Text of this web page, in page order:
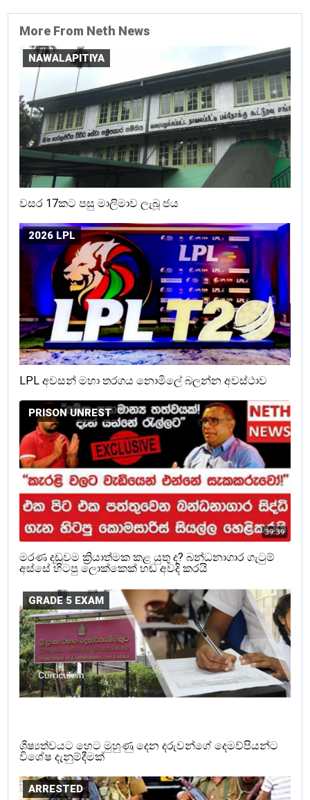
More From Neth News
NAWALAPITIYA
වසර 17කට පසු මාලිමාව ලැබූ ජය
2026 LPL
LPL අවසන් මහා තරගය නොමිලේ බලන්න අවස්ථාව
PRISON UNREST
මරණ දඩුවම ක්‍රියාත්මක කළ යුතු ද? බන්ධනාගාර ගැටුම්
අස්සේ හිටපු ලොක්කෙක් හඬ අවදි කරයි
GRADE 5 EXAM
ශිෂ්‍යත්වයට හෙට මුහුණු දෙන දරුවන්ගේ දෙමව්පියන්ට
විශේෂ දැනුම්දීමක්
ARRESTED